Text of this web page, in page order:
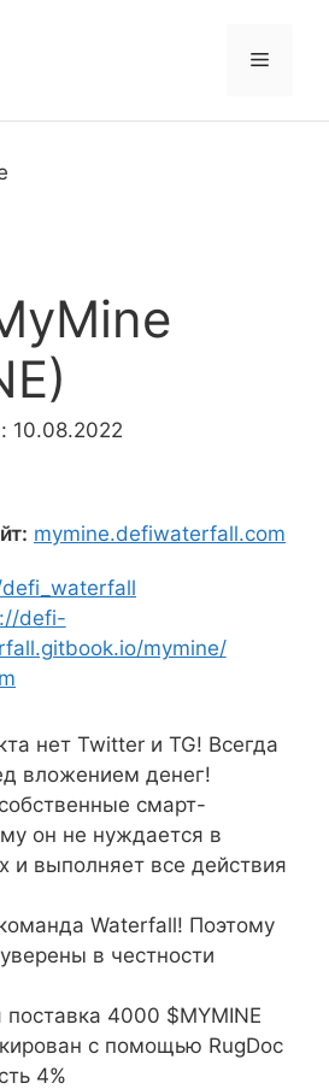
Меню
10.08.2022
mymine.defiwaterfall.com
defi-
mymine/
нет Twitter и TG! Всегда
вложением денег!
смарт-
он не нуждается в
и выполняет все действия
Waterfall! Поэтому
в честности
4000 $MYMINE
с помощью RugDoc
4%